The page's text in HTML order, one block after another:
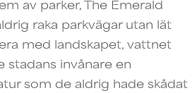
av parker, The Emerald
raka parkvägar utan lät
med landskapet, vattnet
invånare en
som de aldrig hade skådat